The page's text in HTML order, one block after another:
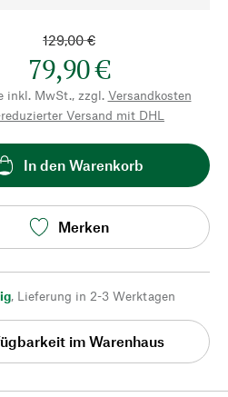
129,00 €
79,90 €
inkl. MwSt., zzgl. Versandkosten
reduzierter Versand mit DHL
In den Warenkorb
Merken
, Lieferung in 2-3 Werktagen
im Warenhaus